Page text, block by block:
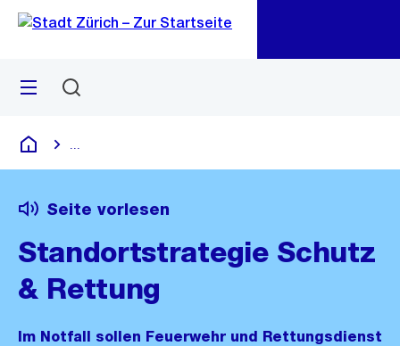
Navigation
Sprunglink
Menü
Deutsch
Seite vorlesen
Standortstrategie Schutz
& Rettung
Im Notfall sollen Feuerwehr und Rettungsdienst